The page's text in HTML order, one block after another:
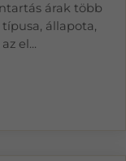
árak több
állapota,
el...